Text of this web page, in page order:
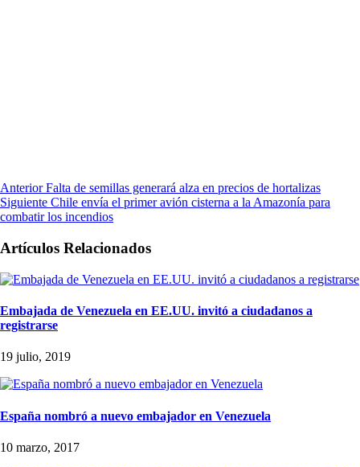
Anterior Falta de semillas generará alza en precios de hortalizas
Siguiente Chile envía el primer avión cisterna a la Amazonía para
combatir los incendios
Artículos Relacionados
Embajada de Venezuela en EE.UU. invitó a ciudadanos a
registrarse
19 julio, 2019
España nombró a nuevo embajador en Venezuela
10 marzo, 2017